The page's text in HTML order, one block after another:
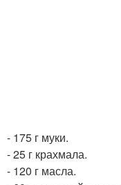
- 175 г муки.
- 25 г крахмала.
- 120 г масла.